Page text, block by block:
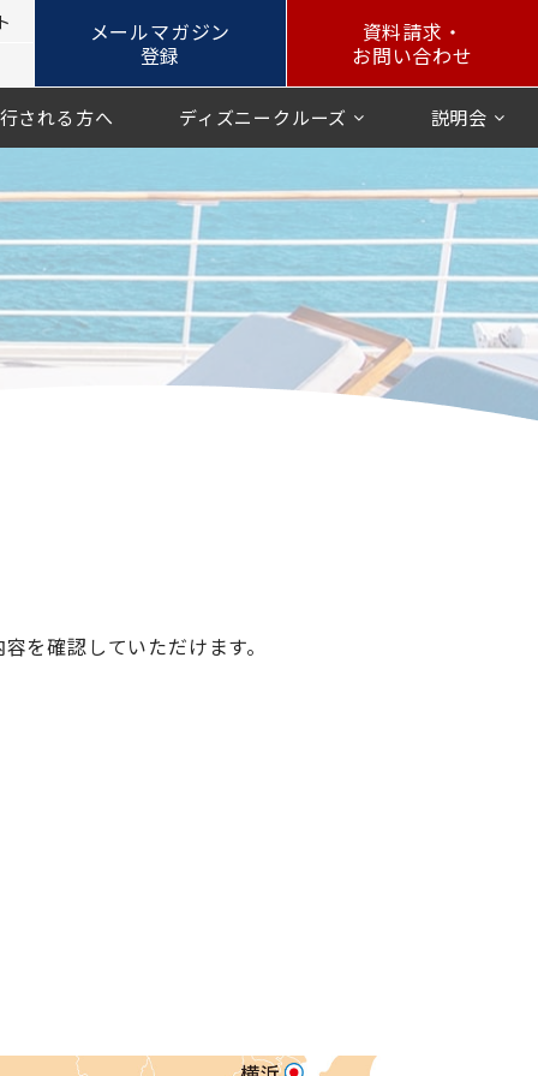
メールマガジン
登録
資料請求・
お問い合わせ
される方へ ディズニークルーズ 説明会
を確認していただけます。